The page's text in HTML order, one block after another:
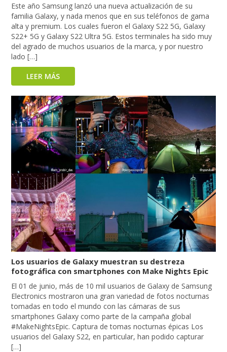
Este año Samsung lanzó una nueva actualización de su
familia Galaxy, y nada menos que en sus teléfonos de gama
alta y premium. Los cuales fueron el Galaxy S22 5G, Galaxy
S22+ 5G y Galaxy S22 Ultra 5G. Estos terminales ha sido muy
del agrado de muchos usuarios de la marca, y por nuestro
lado […]
LEER MÁS
Los usuarios de Galaxy muestran su destreza
fotográfica con smartphones con Make Nights Epic
El 01 de junio, más de 10 mil usuarios de Galaxy de Samsung
Electronics mostraron una gran variedad de fotos nocturnas
tomadas en todo el mundo con las cámaras de sus
smartphones Galaxy como parte de la campaña global
#MakeNightsEpic. Captura de tomas nocturnas épicas Los
usuarios del Galaxy S22, en particular, han podido capturar
[…]